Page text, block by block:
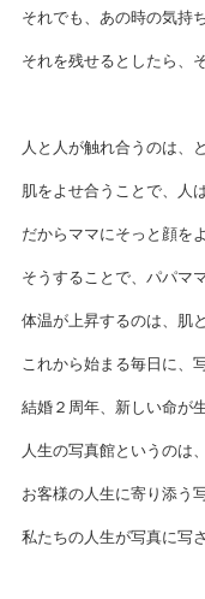
それでも、あの時の気持
それを残せるとしたら、
人と人が触れ合うのは、
肌をよせ合うことで、人
だからママにそっと顔を
そうすることで、パパマ
体温が上昇するのは、肌
これから始まる毎日に、
結婚２周年、新しい命が
人生の写真館というのは、
お客様の人生に寄り添う
私たちの人生が写真に写